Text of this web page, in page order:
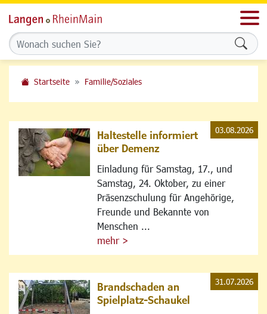
Startseite Familie/Soziales
Haltestelle informiert
über Demenz
Einladung für Samstag, 17., und
Samstag, 24. Oktober, zu einer
Präsenzschulung für Angehörige,
Freunde und Bekannte von
Menschen ...
mehr >
03.08.2026
Brandschaden an
Spielplatz-Schaukel
31.07.2026